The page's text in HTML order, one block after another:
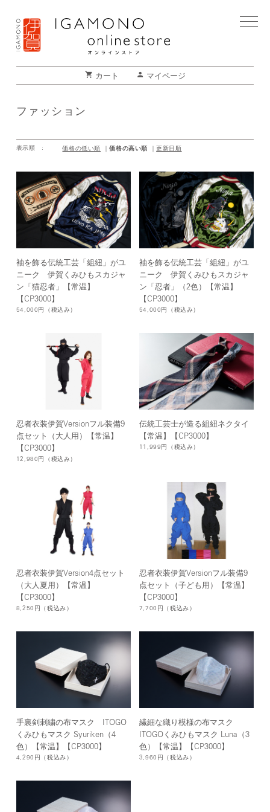
shopping_cart カート person マイページ
ファッション
表示順 : 価格の低い順 価格の高い順 更新日順
袖を飾る伝統工芸「組紐」がユ
ニーク 伊賀くみひもスカジャ
ン「猫忍者」【常温】
【CP3000】
54,000円 （税込み）
袖を飾る伝統工芸「組紐」がユ
ニーク 伊賀くみひもスカジャ
ン「忍者」（2色）【常温】
【CP3000】
54,000円 （税込み）
忍者衣装伊賀Versionフル装備9
点セット（大人用）【常温】
【CP3000】
12,980円 （税込み）
伝統工芸士が造る組紐ネクタイ
【常温】【CP3000】
11,999円 （税込み）
忍者衣装伊賀Version4点セット
（大人夏用）【常温】
【CP3000】
8,250円 （税込み）
忍者衣装伊賀Versionフル装備9
点セット（子ども用）【常温】
【CP3000】
7,700円 （税込み）
手裏剣刺繍の布マスク ITOGO
くみひもマスク Syuriken（4
色）【常温】【CP3000】
4,290円 （税込み）
繊細な織り模様の布マスク
ITOGOくみひもマスク Luna（3
色）【常温】【CP3000】
3,960円 （税込み）